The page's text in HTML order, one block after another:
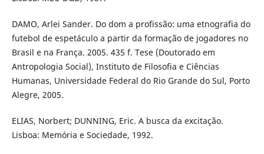
DAMO, Arlei Sander. Do dom a profissão: uma etnografia do
futebol de espetáculo a partir da formação de jogadores no
Brasil e na França. 2005. 435 f. Tese (Doutorado em
Antropologia Social), Instituto de Filosofia e Ciências
Humanas, Universidade Federal do Rio Grande do Sul, Porto
Alegre, 2005.
ELIAS, Norbert; DUNNING, Eric. A busca da excitação.
Lisboa: Memória e Sociedade, 1992.